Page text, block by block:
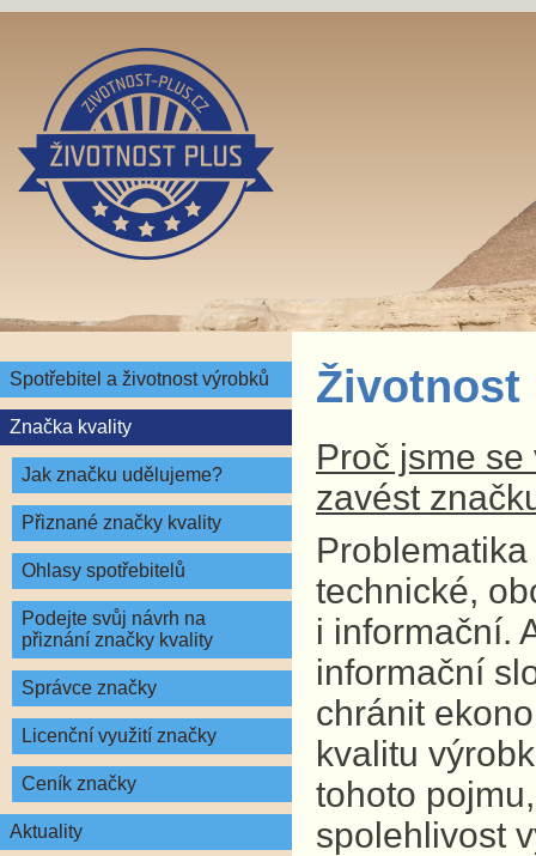
Spotřebitel a životnost výrobků
Značka kvality
Jak značku udělujeme?
Přiznané značky kvality
Ohlasy spotřebitelů
Podejte svůj návrh na
přiznání značky kvality
Správce značky
Licenční využití značky
Ceník značky
Aktuality
Životnost
Proč jsme
zavést
technické,
i informační.
informační
chránit
kvalitu
tohoto
spolehlivost